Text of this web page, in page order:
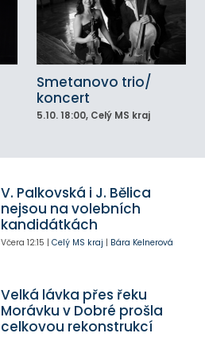
Smetanovo trio/
koncert
5.10. 18:00, Celý MS kraj
V. Palkovská i J. Bělica
nejsou na volebních
kandidátkách
Včera 12:15 | Celý MS kraj | Bára Kelnerová
Velká lávka přes řeku
Morávku v Dobré prošla
celkovou rekonstrukcí